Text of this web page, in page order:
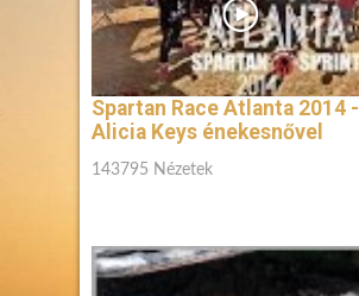
Spartan Race Atlanta 2014 -
Alicia Keys énekesnővel
143795 Nézetek